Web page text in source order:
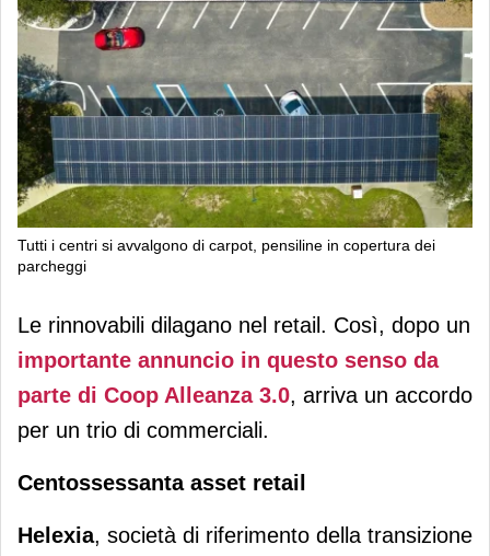
Tutti i centri si avvalgono di carpot, pensiline in copertura dei
parcheggi
Tre centri Multi scelgono il solare
Le rinnovabili dilagano nel retail. Così, dopo un
importante annuncio in questo senso da
parte di Coop Alleanza 3.0, arriva un accordo
per un trio di commerciali.
Centossessanta asset retail
Helexia, società di riferimento della transizione